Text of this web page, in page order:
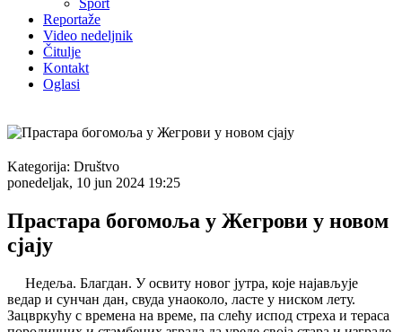
Reportaže
Video nedeljnik
Čitulje
Kontakt
Oglasi
Kategorija: Društvo
ponedeljak, 10 jun 2024 19:25
Прастара богомоља у Жегрови у новом
сјају
Недеља. Благдан. У освиту новог јутра, које најављује
ведар и сунчан дан, свуда унаоколо, ласте у ниском лету.
Зацвркућу с времена на време, па слећу испод стреха и тераса